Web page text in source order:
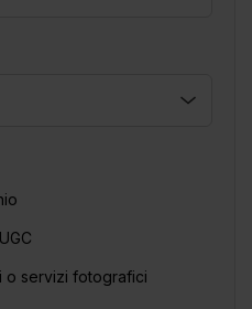
o servizi fotografici